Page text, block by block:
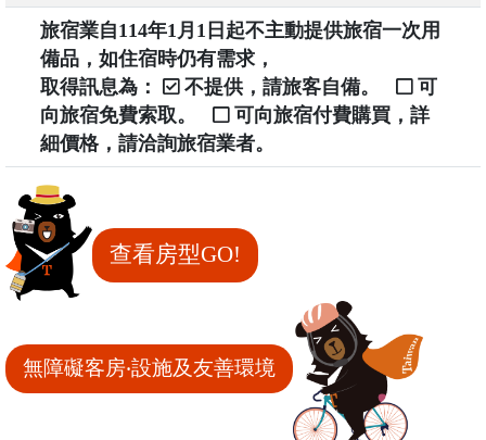
旅宿業自114年1月1日起不主動提供旅宿一次用
備品，如住宿時仍有需求，
取得訊息為：
不提供，請旅客自備。
可
向旅宿免費索取。
可向旅宿付費購買，詳
細價格，請洽詢旅宿業者。
查看房型GO!
無障礙客房‧設施及友善環境